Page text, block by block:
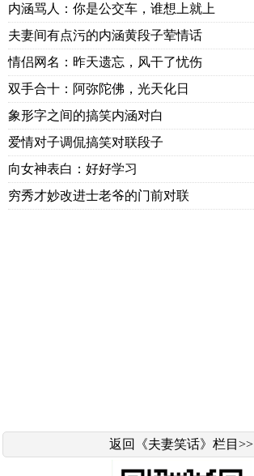
内涵骂人：你是公交车，谁想上就上
夫妻间有点污的内涵黄段子荤情话
情侣网名：昨天遗忘，风干了忧伤
双手合十：阿弥陀佛，光天化日
象形字之间的搞笑内涵对白
爱情对子调侃搞笑对联段子
向女神表白：好好学习
穷秀才妙改进士老爷的门前对联
返回《夫妻笑话》栏目>>